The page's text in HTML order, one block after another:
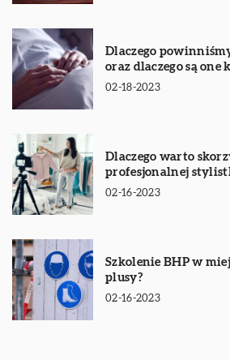
Dlaczego
oraz dlaczego są one
02-18-2023
Dlaczego warto
profesjonalnej
02-16-2023
Szkolenie BHP w
plusy?
02-16-2023